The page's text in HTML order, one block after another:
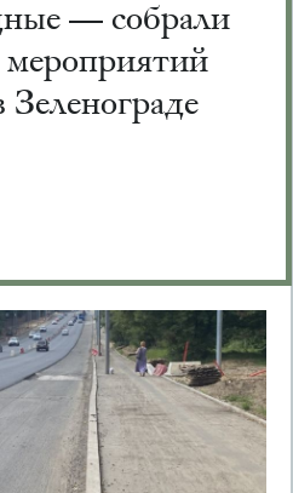
— собрали
мероприятий
Зеленограде